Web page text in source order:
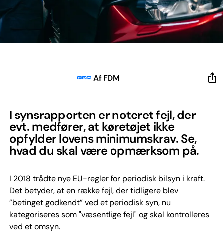
Af FDM
I synsrapporten er noteret fejl, der
evt. medfører, at køretøjet ikke
opfylder lovens minimumskrav. Se,
hvad du skal være opmærksom på.
I 2018 trådte nye EU-regler for periodisk bilsyn i kraft.
Det betyder, at en række fejl, der tidligere blev
”betinget godkendt” ved et periodisk syn, nu
kategoriseres som "væsentlige fejl" og skal kontrolleres
ved et omsyn.